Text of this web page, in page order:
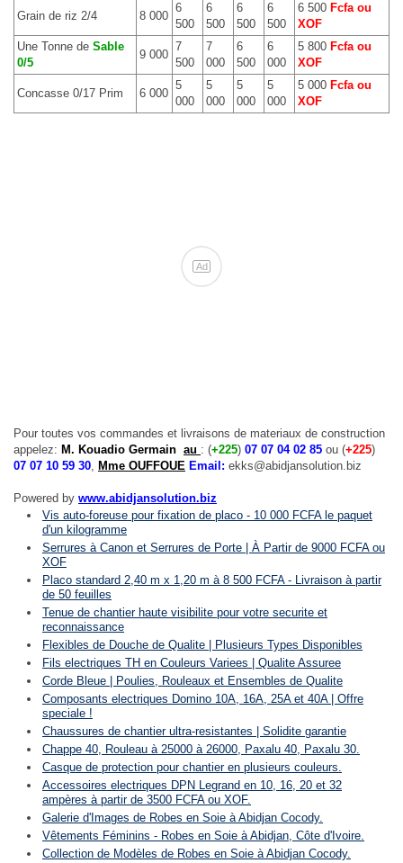
Grain de riz 2/4 8 000
6
500
6
500
6
500
6
500
6 500 Fcfa ou
XOF
Une Tonne de Sable
0/5
9 000
7
500
7
000
6
500
6
000
5 800 Fcfa ou
XOF
Concasse 0/17 Prim 6 000
5
000
5
000
5
000
5
000
5 000 Fcfa ou
XOF
Ad
Pour toutes vos commandes et livraisons de materiaux de construction
appelez: M. Kouadio Germain au : (+225) 07 07 04 02 85 ou (+225)
07 07 10 59 30, Mme OUFFOUE Email: ekks@abidjansolution.biz
Powered by www.abidjansolution.biz
Vis auto-foreuse pour fixation de placo - 10 000 FCFA le paquet
d'un kilogramme
Serrures à Canon et Serrures de Porte | À Partir de 9000 FCFA ou
XOF
Placo standard 2,40 m x 1,20 m à 8 500 FCFA - Livraison à partir
de 50 feuilles
Tenue de chantier haute visibilite pour votre securite et
reconnaissance
Flexibles de Douche de Qualite | Plusieurs Types Disponibles
Fils electriques TH en Couleurs Variees | Qualite Assuree
Corde Bleue | Poulies, Rouleaux et Ensembles de Qualite
Composants electriques Domino 10A, 16A, 25A et 40A | Offre
speciale !
Chaussures de chantier ultra-resistantes | Solidite garantie
Chappe 40, Rouleau à 25000 à 26000, Paxalu 40, Paxalu 30.
Casque de protection pour chantier en plusieurs couleurs.
Accessoires electriques DPN Legrand en 10, 16, 20 et 32
ampères à partir de 3500 FCFA ou XOF.
Galerie d'Images de Robes en Soie à Abidjan Cocody.
Vêtements Féminins - Robes en Soie à Abidjan, Côte d'Ivoire.
Collection de Modèles de Robes en Soie à Abidjan Cocody.